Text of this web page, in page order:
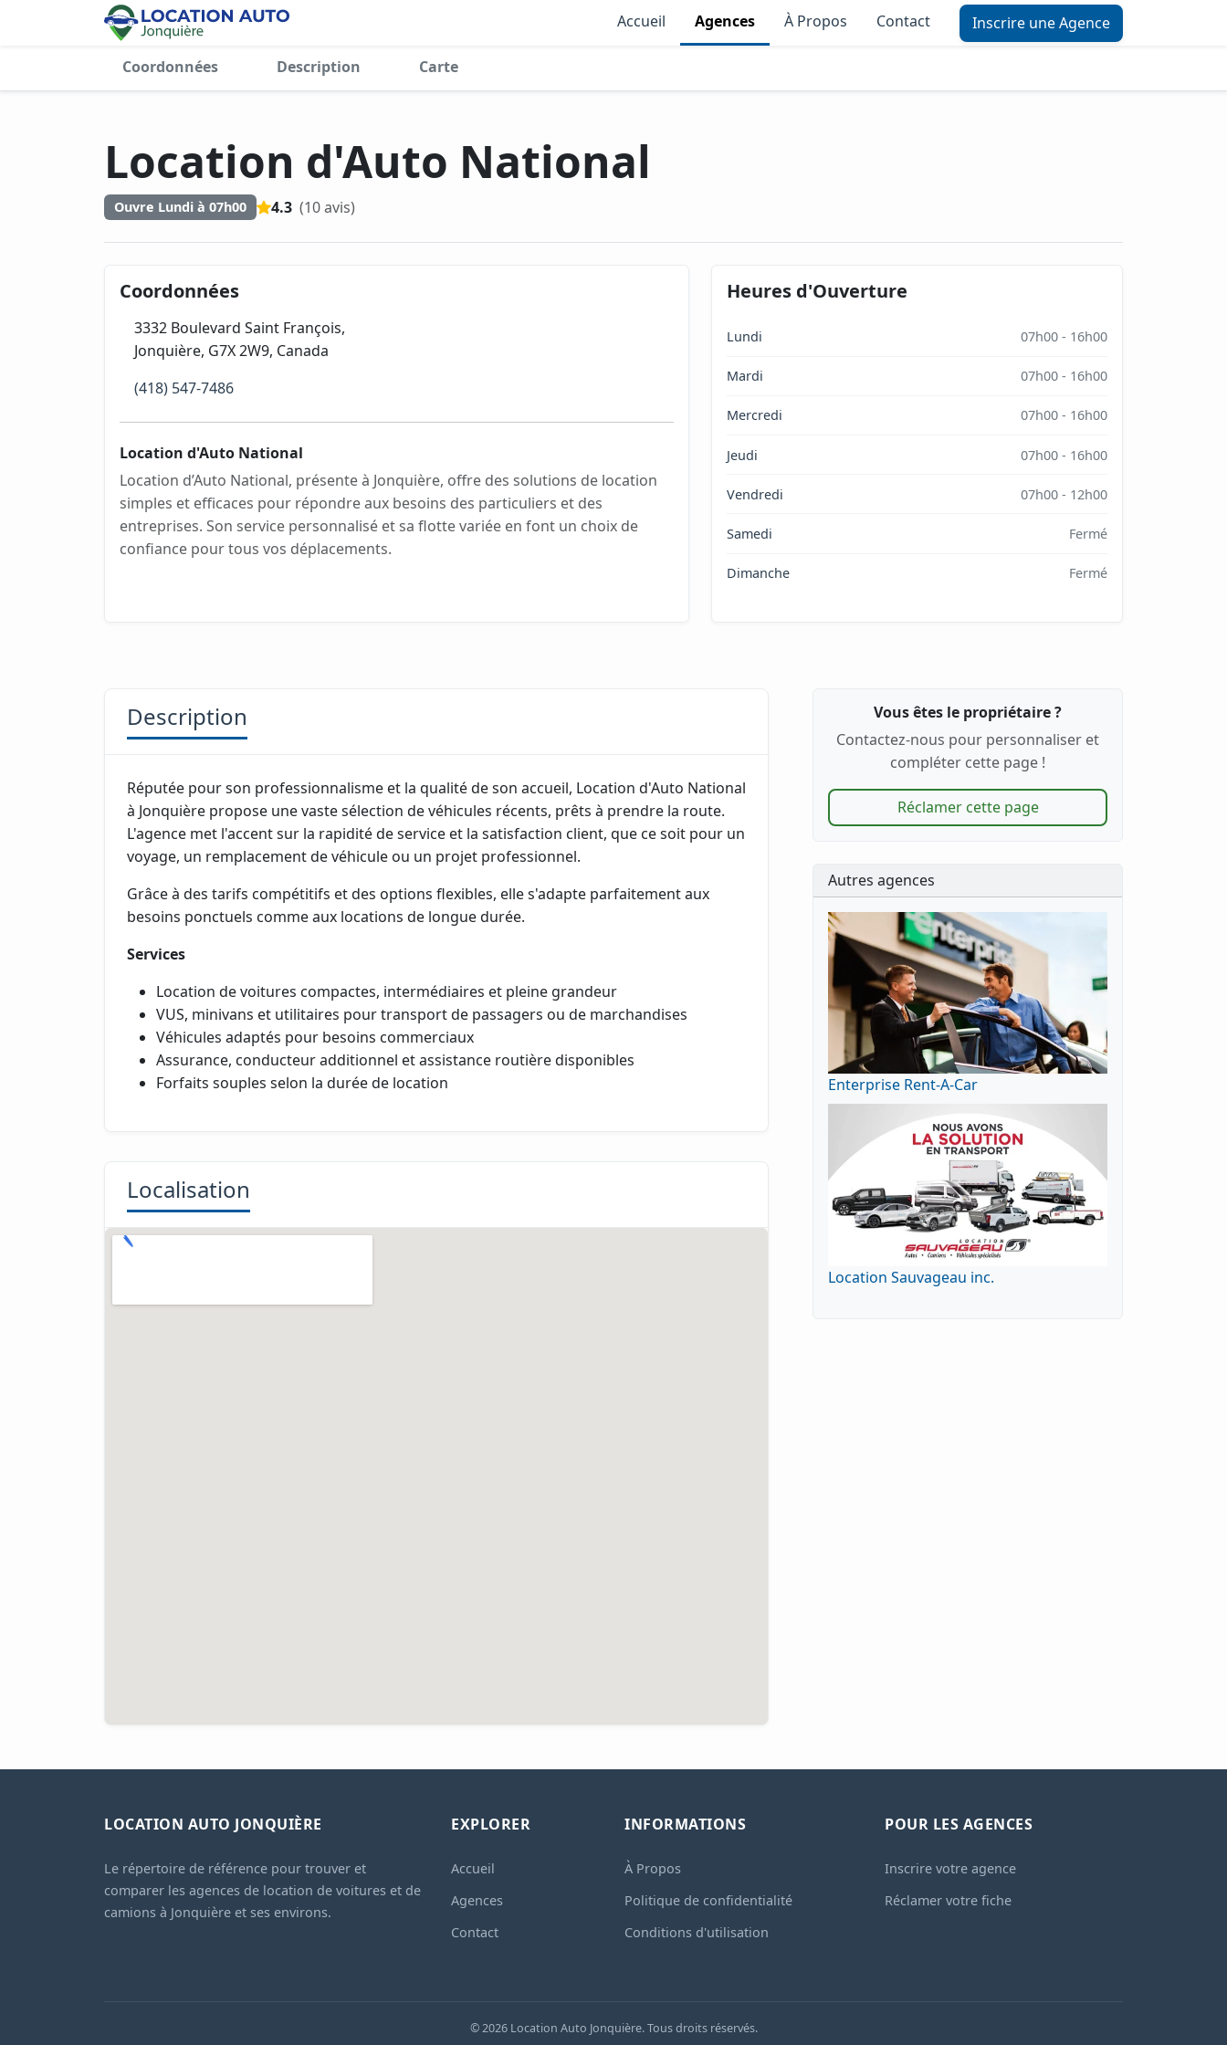
Accueil Agences À Propos Contact Inscrire une Agence
Coordonnées Description Carte
Location d'Auto National
Ouvre Lundi à 07h00 4.3 (10 avis)
Coordonnées
3332 Boulevard Saint François,
Jonquière, G7X 2W9, Canada
(418) 547-7486
Location d'Auto National
Location d’Auto National, présente à Jonquière, offre des solutions de location
simples et efficaces pour répondre aux besoins des particuliers et des
entreprises. Son service personnalisé et sa flotte variée en font un choix de
confiance pour tous vos déplacements.
Heures d'Ouverture
Lundi 07h00 - 16h00
Mardi 07h00 - 16h00
Mercredi 07h00 - 16h00
Jeudi 07h00 - 16h00
Vendredi 07h00 - 12h00
Samedi Fermé
Dimanche Fermé
Description
Réputée pour son professionnalisme et la qualité de son accueil, Location d'Auto National
à Jonquière propose une vaste sélection de véhicules récents, prêts à prendre la route.
L'agence met l'accent sur la rapidité de service et la satisfaction client, que ce soit pour un
voyage, un remplacement de véhicule ou un projet professionnel.
Grâce à des tarifs compétitifs et des options flexibles, elle s'adapte parfaitement aux
besoins ponctuels comme aux locations de longue durée.
Services
Location de voitures compactes, intermédiaires et pleine grandeur
VUS, minivans et utilitaires pour transport de passagers ou de marchandises
Véhicules adaptés pour besoins commerciaux
Assurance, conducteur additionnel et assistance routière disponibles
Forfaits souples selon la durée de location
Localisation
Vous êtes le propriétaire ?
Contactez-nous pour personnaliser et
compléter cette page !
Réclamer cette page
Autres agences
Enterprise Rent-A-Car
Location Sauvageau inc.
LOCATION AUTO JONQUIÈRE
Le répertoire de référence pour trouver et
comparer les agences de location de voitures et de
camions à Jonquière et ses environs.
EXPLORER
Accueil
Agences
Contact
INFORMATIONS
À Propos
Politique de confidentialité
Conditions d'utilisation
POUR LES AGENCES
Inscrire votre agence
Réclamer votre fiche
© 2026 Location Auto Jonquière. Tous droits réservés.